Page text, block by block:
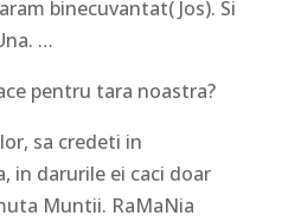
binecuvantat( Jos). Si
…
pentru tara noastra?
sa credeti in
in darurile ei caci doar
Muntii. RaMaNia